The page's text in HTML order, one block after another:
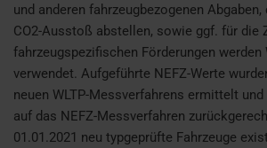
und anderen fahrzeugbezogenen
CO2-Ausstoß abstellen, sowie ggf. für die
fahrzeugspezifischen Förderungen werden
verwendet. Aufgeführte NEFZ-Werte
neuen WLTP-Messverfahrens ermittelt
auf das NEFZ-Messverfahren
01.01.2021 neu typgeprüfte Fahrzeuge